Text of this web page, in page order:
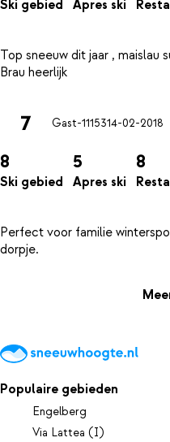
Ski gebied Apres ski
Top sneeuw dit jaar , maislau
7 Gast-1115314-02-2018
8
Ski gebied
5
Apres ski
8
Perfect voor familie
Populaire gebieden
Engelberg
Via Lattea (I)